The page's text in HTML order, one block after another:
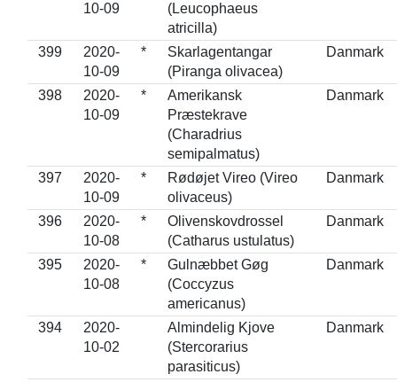
10-09
(Leucophaeus
atricilla)
399
2020-
10-09
*
Skarlagentangar
(Piranga olivacea)
Danmark
398
2020-
10-09
*
Amerikansk
Præstekrave
(Charadrius
semipalmatus)
Danmark
397
2020-
10-09
*
Rødøjet Vireo (Vireo
olivaceus)
Danmark
396
2020-
10-08
*
Olivenskovdrossel
(Catharus ustulatus)
Danmark
395
2020-
10-08
*
Gulnæbbet Gøg
(Coccyzus
americanus)
Danmark
394
2020-
10-02
Almindelig Kjove
(Stercorarius
parasiticus)
Danmark